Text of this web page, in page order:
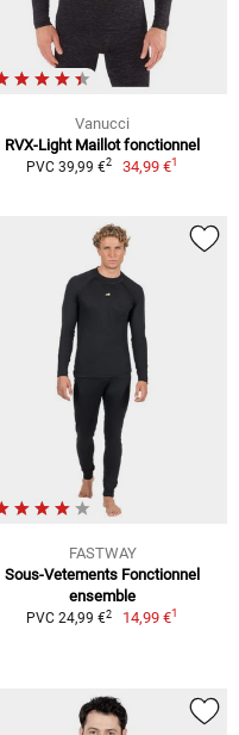
Vanucci
RVX-Light Maillot fonctionnel
PVC 39,99 €2 34,99 €1
FASTWAY
Sous-Vetements Fonctionnel
ensemble
PVC 24,99 €2 14,99 €1